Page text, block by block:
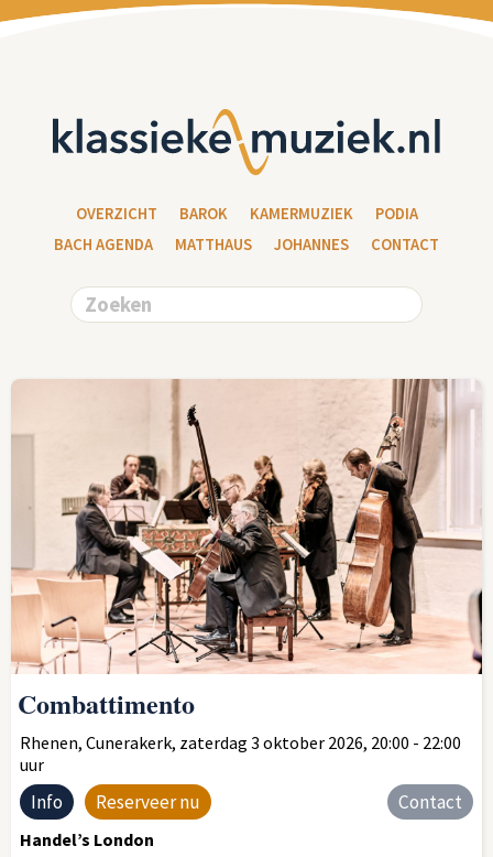
OVERZICHT BAROK KAMERMUZIEK
PODIA
BACH AGENDA
MATTHAUS JOHANNES CONTACT
Combattimento
Rhenen, Cunerakerk, zaterdag 3 oktober 2026, 20:00 - 22:00
uur
Info Reserveer nu Contact
Handel’s London